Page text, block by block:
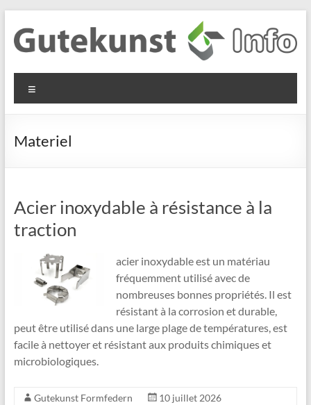
au
contenu
Gutekunst
Formfedern
GmbH
Informationen
Flachmaterial
Materiel
Acier inoxydable à résistance à la
traction
acier inoxydable est un matériau
fréquemment utilisé avec de
nombreuses bonnes propriétés. Il est
résistant à la corrosion et durable,
peut être utilisé dans une large plage de températures, est
facile à nettoyer et résistant aux produits chimiques et
microbiologiques.
Gutekunst Formfedern
10 juillet 2026